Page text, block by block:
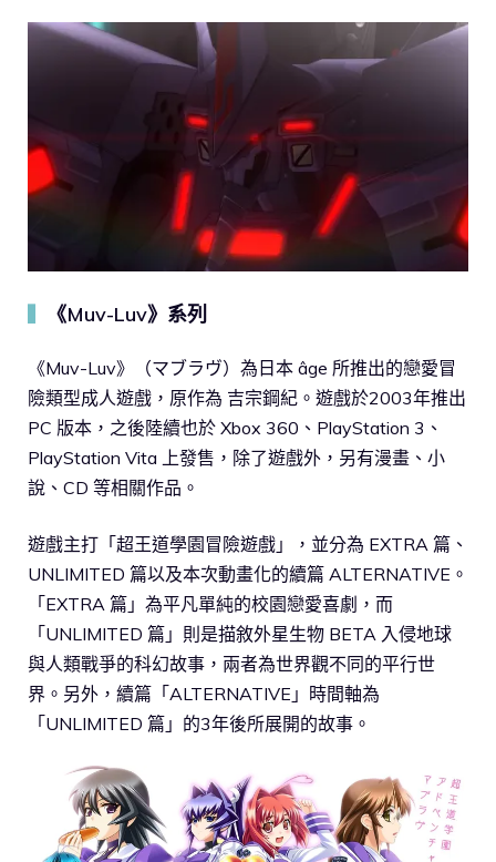
《Muv-Luv》系列
《Muv-Luv》（マブラヴ）為日本 âge 所推出的戀愛冒
險類型成人遊戲，原作為 吉宗鋼紀。遊戲於2003年推出
PC 版本，之後陸續也於 Xbox 360、PlayStation 3、
PlayStation Vita 上發售，除了遊戲外，另有漫畫、小
說、CD 等相關作品。
遊戲主打「超王道學園冒險遊戲」，並分為 EXTRA 篇、
UNLIMITED 篇以及本次動畫化的續篇 ALTERNATIVE。
「EXTRA 篇」為平凡單純的校園戀愛喜劇，而
「UNLIMITED 篇」則是描敘外星生物 BETA 入侵地球
與人類戰爭的科幻故事，兩者為世界觀不同的平行世
界。另外，續篇「ALTERNATIVE」時間軸為
「UNLIMITED 篇」的3年後所展開的故事。